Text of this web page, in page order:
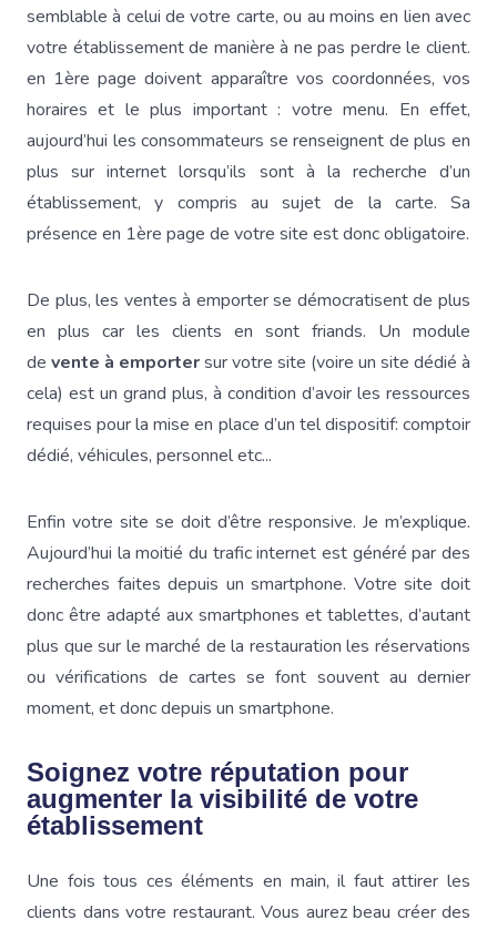
semblable à celui de votre carte, ou au moins en lien avec
votre établissement de manière à ne pas perdre le client.
en 1ère page doivent apparaître vos coordonnées, vos
horaires et le plus important : votre menu. En effet,
aujourd’hui les consommateurs se renseignent de plus en
plus sur internet lorsqu’ils sont à la recherche d’un
établissement, y compris au sujet de la carte. Sa
présence en 1ère page de votre site est donc obligatoire.
De plus, les ventes à emporter se démocratisent de plus
en plus car les clients en sont friands. Un module
de vente à emportersur votre site (voire un site dédié à
cela) est un grand plus, à condition d’avoir les ressources
requises pour la mise en place d’un tel dispositif: comptoir
dédié, véhicules, personnel etc...
Enfin votre site se doit d’être responsive. Je m’explique.
Aujourd’hui la moitié du trafic internet est généré par des
recherches faites depuis un smartphone. Votre site doit
donc être adapté aux smartphones et tablettes, d’autant
plus que sur le marché de la restauration les réservations
ou vérifications de cartes se font souvent au dernier
moment, et donc depuis un smartphone.
Soignez votre réputation pour
augmenter la visibilité de votre
établissement
Une fois tous ces éléments en main, il faut attirer les
clients dans votre restaurant. Vous aurez beau créer des